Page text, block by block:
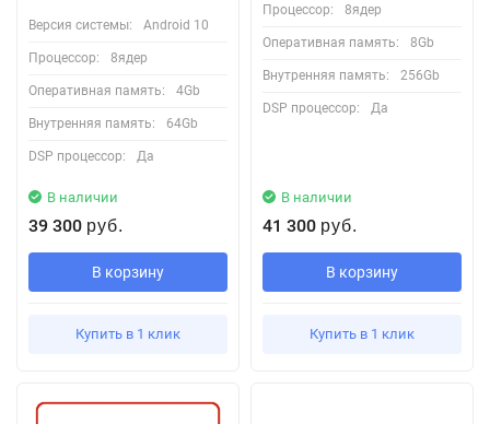
Версия системы: Android 10
Процессор: 8ядер
Оперативная память: 4Gb
Внутренняя память: 64Gb
DSP процессор: Да
В наличии
39 300 руб.
В корзину
Купить в 1 клик
Процессор: 8ядер
Оперативная память: 8Gb
Внутренняя память: 256Gb
DSP процессор: Да
В наличии
41 300 руб.
В корзину
Купить в 1 клик